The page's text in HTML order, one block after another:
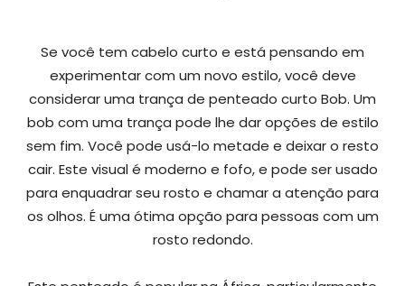
Se você tem cabelo curto e está pensando em
experimentar com um novo estilo, você deve
considerar uma trança de penteado curto Bob. Um
bob com uma trança pode lhe dar opções de estilo
sem fim. Você pode usá-lo metade e deixar o resto
cair. Este visual é moderno e fofo, e pode ser usado
para enquadrar seu rosto e chamar a atenção para
os olhos. É uma ótima opção para pessoas com um
rosto redondo.